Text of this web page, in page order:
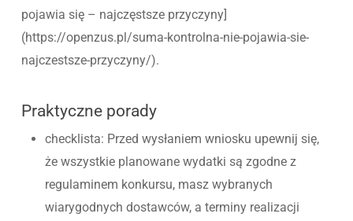
pojawia się – najczęstsze przyczyny]
(https://openzus.pl/suma-kontrolna-nie-pojawia-sie-
najczestsze-przyczyny/).
Praktyczne porady
checklista: Przed wysłaniem wniosku upewnij się,
że wszystkie planowane wydatki są zgodne z
regulaminem konkursu, masz wybranych
wiarygodnych dostawców, a terminy realizacji